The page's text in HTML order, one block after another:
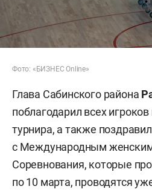
Фото: «БИЗНЕС Online»
Глава Сабинского района
поблагодарил всех
турнира, а также
с Международным
Соревнования, которые
по 10 марта, проводятся